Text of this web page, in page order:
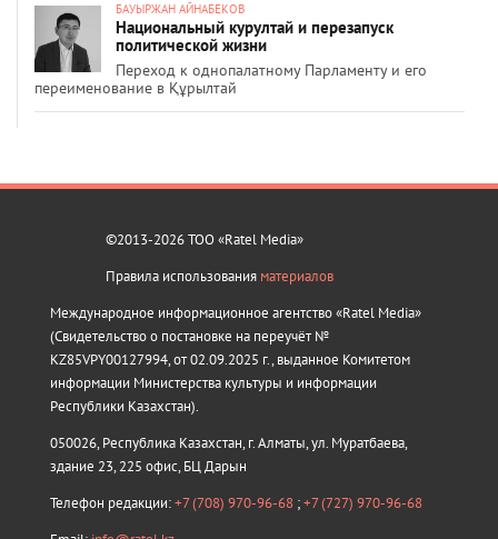
БАУЫРЖАН АЙНАБЕКОВ
Национальный курултай и перезапуск
политической жизни
Переход к однопалатному Парламенту и его
переименование в Құрылтай
©2013-2026 ТОО «Ratel Media»
Правила использования материалов
Международное информационное агентство «Ratel Media»
(Свидетельство о постановке на переучёт №
KZ85VPY00127994, от 02.09.2025 г., выданное Комитетом
информации Министерства культуры и информации
Республики Казахстан).
050026, Республика Казахстан, г. Алматы, ул. Муратбаева,
здание 23, 225 офис, БЦ Дарын
Телефон редакции:+7 (708) 970-96-68 ;+7 (727) 970-96-68